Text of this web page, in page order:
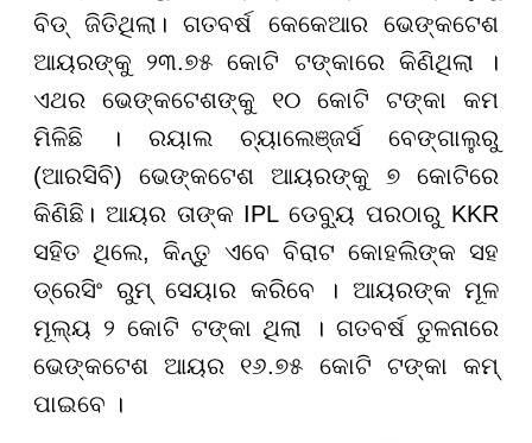
ବିଡ୍ ଜିତିଥିଲା। ଗତବର୍ଷ କେକେଆର ଭେଙ୍କଟେଶ
ଆୟରଙ୍କୁ ୨୩.୭୫ କୋଟି ଟଙ୍କାରେ କିଣିଥିଲା ।
ଏଥର ଭେଙ୍କଟେଶଙ୍କୁ ୧୦ କୋଟି ଟଙ୍କା କମ
ମିଳିଛି । ରୟାଲ ଚ୍ୟାଲେଞ୍ଜର୍ସ ବେଙ୍ଗାଲୁରୁ
(ଆରସିବି) ଭେଙ୍କଟେଶ ଆୟରଙ୍କୁ ୭ କୋଟିରେ
କିଣିଛି। ଆୟର ତାଙ୍କ IPL ଡେବ୍ୟୁ ପରଠାରୁ KKR
ସହିତ ଥିଲେ, କିନ୍ତୁ ଏବେ ବିରାଟ କୋହଲିଙ୍କ ସହ
ଡ୍ରେସିଂ ରୁମ୍ ସେୟାର କରିବେ । ଆୟରଙ୍କ ମୂଳ
ମୂଲ୍ୟ ୨ କୋଟି ଟଙ୍କା ଥିଲା । ଗତବର୍ଷ ତୁଳନାରେ
ଭେଙ୍କଟେଶ ଆୟର ୧୬.୭୫ କୋଟି ଟଙ୍କା କମ୍
ପାଇବେ ।